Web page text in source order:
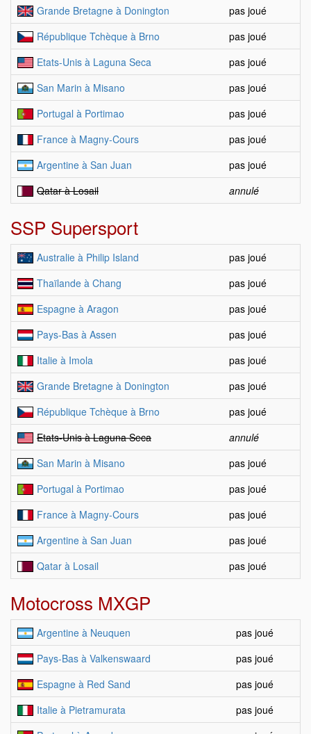
Grande Bretagne à Donington
pas joué
République Tchèque à Brno
pas joué
Etats-Unis à Laguna Seca
pas joué
San Marin à Misano
pas joué
Portugal à Portimao
pas joué
France à Magny-Cours
pas joué
Argentine à San Juan
pas joué
Qatar à Losail
annulé
SSP Supersport
Australie à Philip Island
pas joué
Thaïlande à Chang
pas joué
Espagne à Aragon
pas joué
Pays-Bas à Assen
pas joué
Italie à Imola
pas joué
Grande Bretagne à Donington
pas joué
République Tchèque à Brno
pas joué
Etats-Unis à Laguna Seca
annulé
San Marin à Misano
pas joué
Portugal à Portimao
pas joué
France à Magny-Cours
pas joué
Argentine à San Juan
pas joué
Qatar à Losail
pas joué
Motocross MXGP
Argentine à Neuquen
pas joué
Pays-Bas à Valkenswaard
pas joué
Espagne à Red Sand
pas joué
Italie à Pietramurata
pas joué